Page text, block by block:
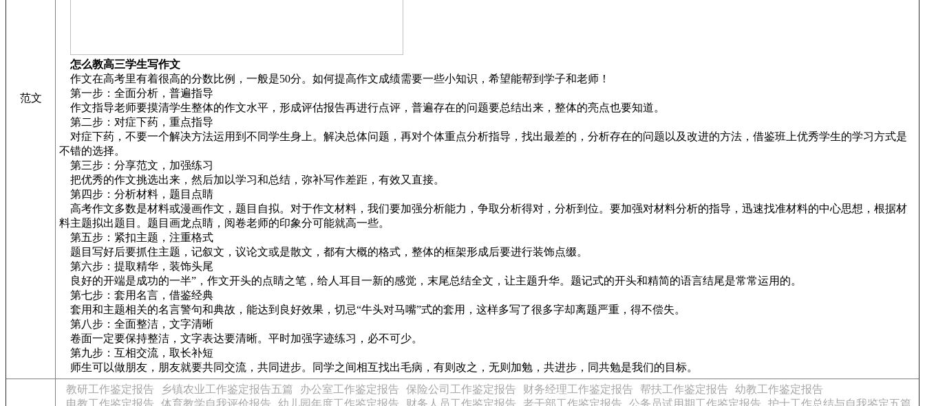
范文
怎么教高三学生写作文
作文在高考里有着很高的分数比例，一般是50分。如何提高作文成绩需要一些小知识，希望能帮到学子和老师！
第一步：全面分析，普遍指导
作文指导老师要摸清学生整体的作文水平，形成评估报告再进行点评，普遍存在的问题要总结出来，整体的亮点也要知道。
第二步：对症下药，重点指导
对症下药，不要一个解决方法运用到不同学生身上。解决总体问题，再对个体重点分析指导，找出最差的，分析存在的问题以及改进的方法，借鉴班上优秀学生的学习方式是
不错的选择。
第三步：分享范文，加强练习
把优秀的作文挑选出来，然后加以学习和总结，弥补写作差距，有效又直接。
第四步：分析材料，题目点睛
高考作文多数是材料或漫画作文，题目自拟。对于作文材料，我们要加强分析能力，争取分析得对，分析到位。要加强对材料分析的指导，迅速找准材料的中心思想，根据材
料主题拟出题目。题目画龙点睛，阅卷老师的印象分可能就高一些。
第五步：紧扣主题，注重格式
题目写好后要抓住主题，记叙文，议论文或是散文，都有大概的格式，整体的框架形成后要进行装饰点缀。
第六步：提取精华，装饰头尾
良好的开端是成功的一半”，作文开头的点睛之笔，给人耳目一新的感觉，末尾总结全文，让主题升华。题记式的开头和精简的语言结尾是常常运用的。
第七步：套用名言，借鉴经典
套用和主题相关的名言警句和典故，能达到良好效果，切忌“牛头对马嘴”式的套用，这样多写了很多字却离题严重，得不偿失。
第八步：全面整洁，文字清晰
卷面一定要保持整洁，文字表达要清晰。平时加强字迹练习，必不可少。
第九步：互相交流，取长补短
师生可以做朋友，朋友就要共同交流，共同进步。同学之间相互找出毛病，有则改之，无则加勉，共进步，同共勉是我们的目标。
教研工作鉴定报告 乡镇农业工作鉴定报告五篇 办公室工作鉴定报告 保险公司工作鉴定报告 财务经理工作鉴定报告 帮扶工作鉴定报告
幼教工作鉴定报告
电教工作鉴定报告
体育教学自我评价报告 幼儿园年度工作鉴定报告 财务人员工作鉴定报告 老干部工作鉴定报告 公务员试用期工作鉴定报告
护士工作总结与自我鉴定五篇